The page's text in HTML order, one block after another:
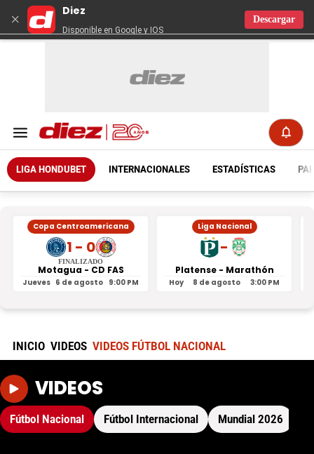
×
Diez
Disponible en Google y IOS
Descargar
LIGA HONDUBET INTERNACIONALES ESTADÍSTICAS
Copa Centroamericana
1 - 0
FINALIZADO
Motagua - CD FAS
Jueves 6 de agosto 9:00 PM
Liga Nacional
-
Platense - Marathón
Hoy 8 de agosto 3:00 PM
INICIO VIDEOS VIDEOS FÚTBOL NACIONAL
VIDEOS
Fútbol Nacional Fútbol Internacional Mundial 2026